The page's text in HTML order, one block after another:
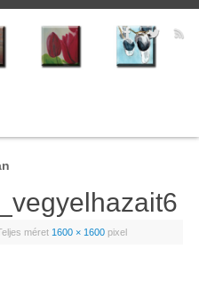
méret 1600 × 1600pixel